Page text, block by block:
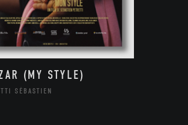
(MY STYLE)
SÉBASTIEN